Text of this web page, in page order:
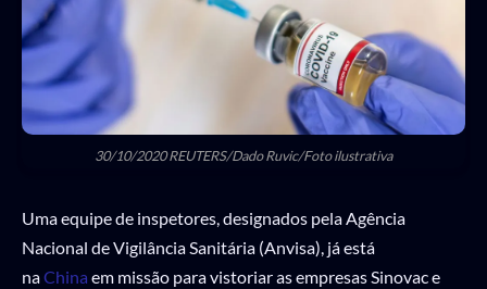
30/10/2020 REUTERS/Dado Ruvic/Foto ilustrativa
Uma equipe de inspetores, designados pela Agência
Nacional de Vigilância Sanitária (Anvisa), já está
naChina em missão para vistoriar as empresas Sinovac e